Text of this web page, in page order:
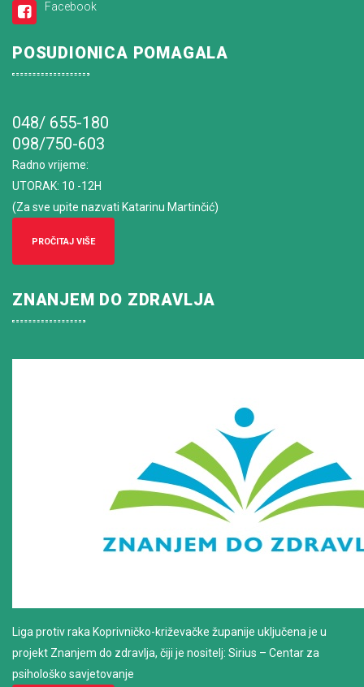
Facebook
POSUDIONICA POMAGALA
048/ 655-180
098/750-603
Radno vrijeme:
UTORAK: 10 -12H
(Za sve upite nazvati Katarinu Martinčić)
PROČITAJ VIŠE
ZNANJEM DO ZDRAVLJA
Liga protiv raka Koprivničko-križevačke županije uključena je u
projekt Znanjem do zdravlja, čiji je nositelj: Sirius – Centar za
psihološko savjetovanje